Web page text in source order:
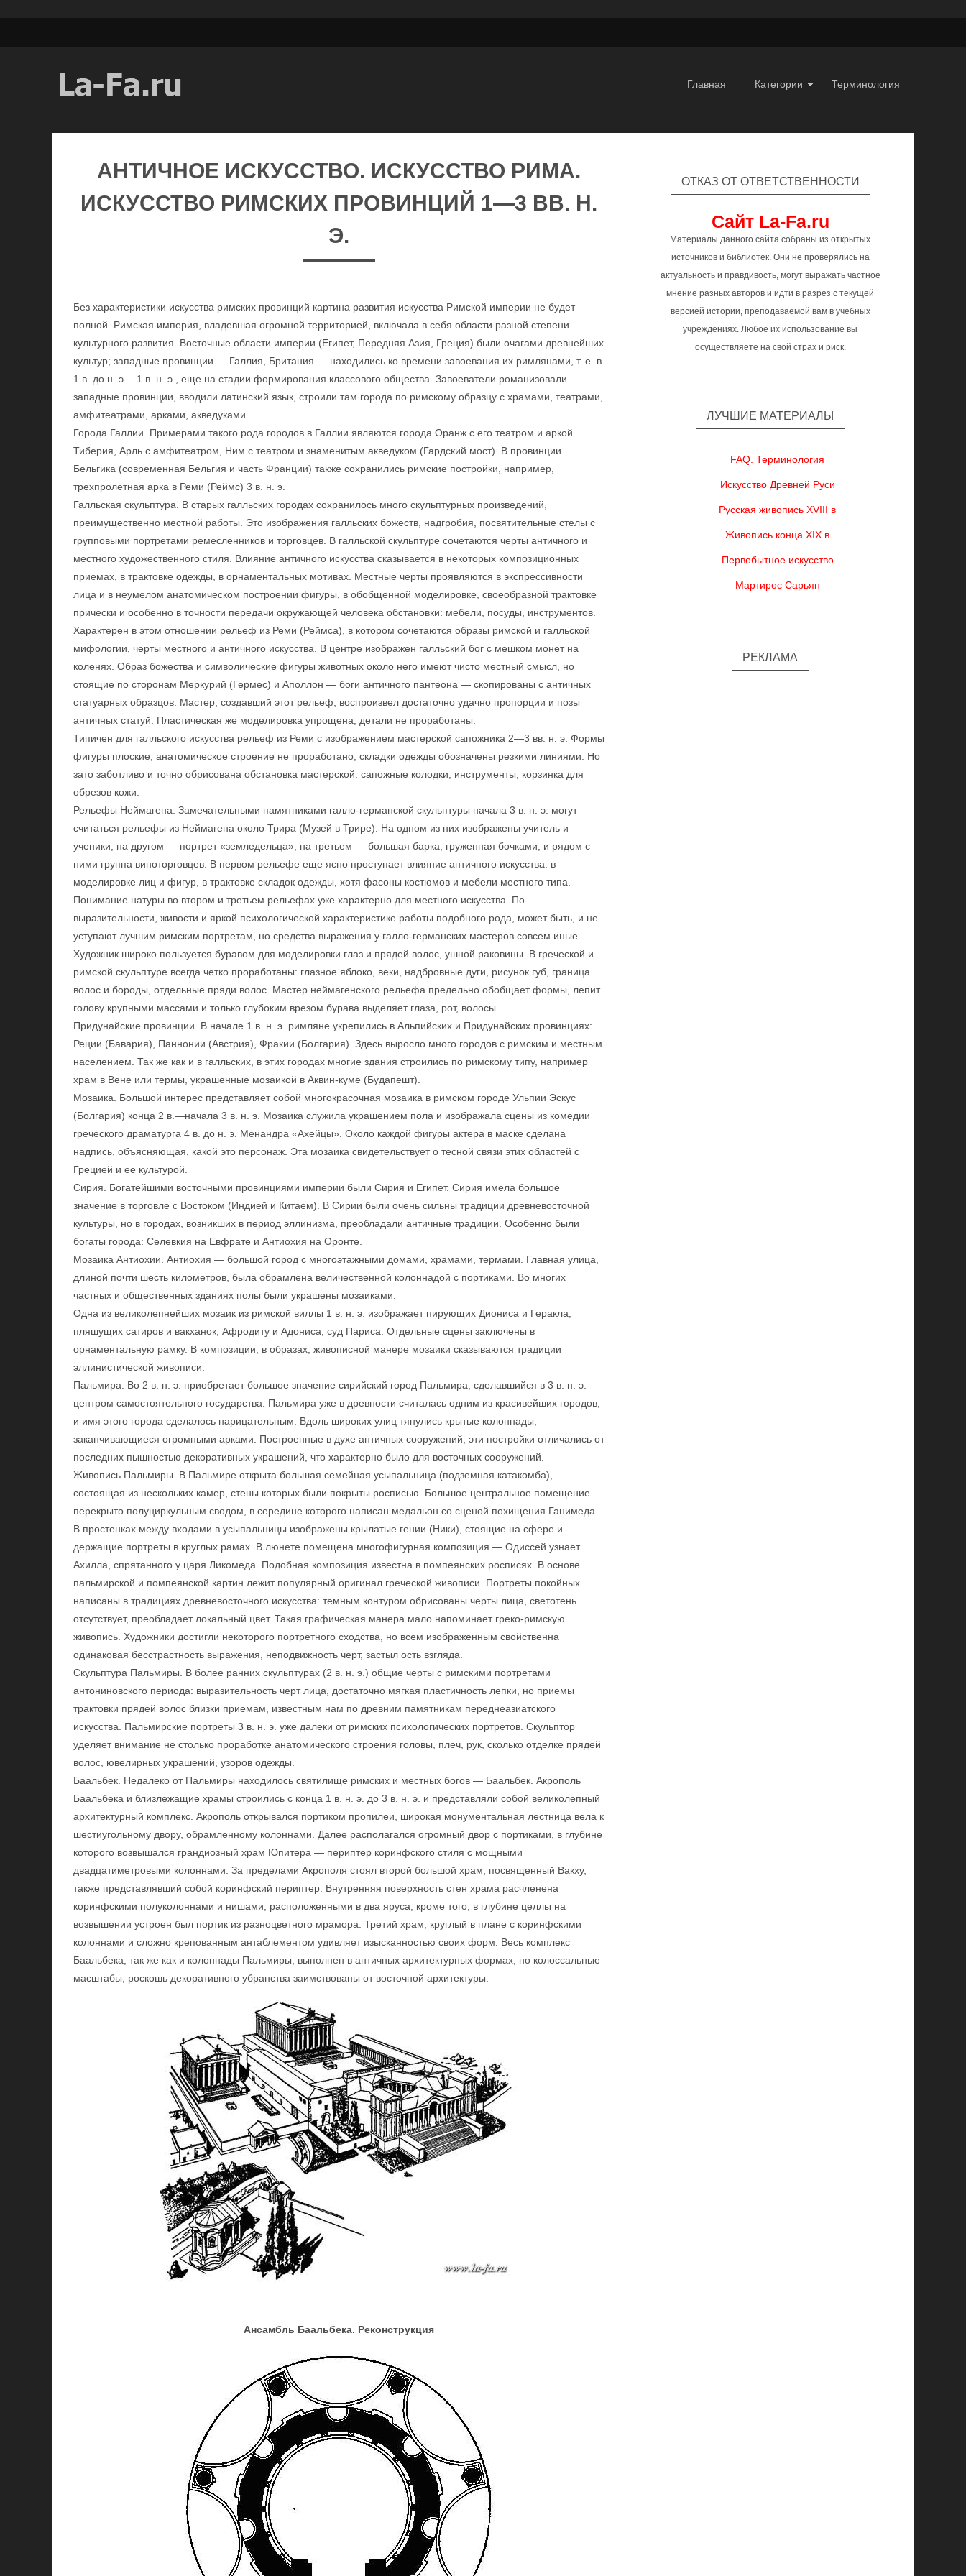
Главная Категории Терминология
АНТИЧНОЕ ИСКУССТВО. ИСКУССТВО РИМА.
ИСКУССТВО РИМСКИХ ПРОВИНЦИЙ 1—3 ВВ. Н.
Э.
Без характеристики искусства римских провинций картина развития искусства Римской империи не будет
полной. Римская империя, владевшая огромной территорией, включала в себя области разной степени
культурного развития. Восточные области империи (Египет, Передняя Азия, Греция) были очагами древнейших
культур; западные провинции — Галлия, Британия — находились ко времени завоевания их римлянами, т. е. в
1 в. до н. э.—1 в. н. э., еще на стадии формирования классового общества. Завоеватели романизовали
западные провинции, вводили латинский язык, строили там города по римскому образцу с храмами, театрами,
амфитеатрами, арками, акведуками.
Города Галлии. Примерами такого рода городов в Галлии являются города Оранж с его театром и аркой
Тиберия, Арль с амфитеатром, Ним с театром и знаменитым акведуком (Гардский мост). В провинции
Бельгика (современная Бельгия и часть Франции) также сохранились римские постройки, например,
трехпролетная арка в Реми (Реймс) 3 в. н. э.
Галльская скульптура. В старых галльских городах сохранилось много скульптурных произведений,
преимущественно местной работы. Это изображения галльских божеств, надгробия, посвятительные стелы с
групповыми портретами ремесленников и торговцев. В галльской скульптуре сочетаются черты античного и
местного художественного стиля. Влияние античного искусства сказывается в некоторых композиционных
приемах, в трактовке одежды, в орнаментальных мотивах. Местные черты проявляются в экспрессивности
лица и в неумелом анатомическом построении фигуры, в обобщенной моделировке, своеобразной трактовке
прически и особенно в точности передачи окружающей человека обстановки: мебели, посуды, инструментов.
Характерен в этом отношении рельеф из Реми (Реймса), в котором сочетаются образы римской и галльской
мифологии, черты местного и античного искусства. В центре изображен галльский бог с мешком монет на
коленях. Образ божества и символические фигуры животных около него имеют чисто местный смысл, но
стоящие по сторонам Меркурий (Гермес) и Аполлон — боги античного пантеона — скопированы с античных
статуарных образцов. Мастер, создавший этот рельеф, воспроизвел достаточно удачно пропорции и позы
античных статуй. Пластическая же моделировка упрощена, детали не проработаны.
Типичен для галльского искусства рельеф из Реми с изображением мастерской сапожника 2—3 вв. н. э. Формы
фигуры плоские, анатомическое строение не проработано, складки одежды обозначены резкими линиями. Но
зато заботливо и точно обрисована обстановка мастерской: сапожные колодки, инструменты, корзинка для
обрезов кожи.
Рельефы Неймагена. Замечательными памятниками галло-германской скульптуры начала 3 в. н. э. могут
считаться рельефы из Неймагена около Трира (Музей в Трире). На одном из них изображены учитель и
ученики, на другом — портрет «земледельца», на третьем — большая барка, груженная бочками, и рядом с
ними группа виноторговцев. В первом рельефе еще ясно проступает влияние античного искусства: в
моделировке лиц и фигур, в трактовке складок одежды, хотя фасоны костюмов и мебели местного типа.
Понимание натуры во втором и третьем рельефах уже характерно для местного искусства. По
выразительности, живости и яркой психологической характеристике работы подобного рода, может быть, и не
уступают лучшим римским портретам, но средства выражения у галло-германских мастеров совсем иные.
Художник широко пользуется буравом для моделировки глаз и прядей волос, ушной раковины. В греческой и
римской скульптуре всегда четко проработаны: глазное яблоко, веки, надбровные дуги, рисунок губ, граница
волос и бороды, отдельные пряди волос. Мастер неймагенского рельефа предельно обобщает формы, лепит
голову крупными массами и только глубоким врезом бурава выделяет глаза, рот, волосы.
Придунайские провинции. В начале 1 в. н. э. римляне укрепились в Альпийских и Придунайских провинциях:
Реции (Бавария), Паннонии (Австрия), Фракии (Болгария). Здесь выросло много городов с римским и местным
населением. Так же как и в галльских, в этих городах многие здания строились по римскому типу, например
храм в Вене или термы, украшенные мозаикой в Аквин-куме (Будапешт).
Мозаика. Большой интерес представляет собой многокрасочная мозаика в римском городе Ульпии Эскус
(Болгария) конца 2 в.—начала 3 в. н. э. Мозаика служила украшением пола и изображала сцены из комедии
греческого драматурга 4 в. до н. э. Менандра «Ахейцы». Около каждой фигуры актера в маске сделана
надпись, объясняющая, какой это персонаж. Эта мозаика свидетельствует о тесной связи этих областей с
Грецией и ее культурой.
Сирия. Богатейшими восточными провинциями империи были Сирия и Египет. Сирия имела большое
значение в торговле с Востоком (Индией и Китаем). В Сирии были очень сильны традиции древневосточной
культуры, но в городах, возникших в период эллинизма, преобладали античные традиции. Особенно были
богаты города: Селевкия на Евфрате и Антиохия на Оронте.
Мозаика Антиохии. Антиохия — большой город с многоэтажными домами, храмами, термами. Главная улица,
длиной почти шесть километров, была обрамлена величественной колоннадой с портиками. Во многих
частных и общественных зданиях полы были украшены мозаиками.
Одна из великолепнейших мозаик из римской виллы 1 в. н. э. изображает пирующих Диониса и Геракла,
пляшущих сатиров и вакханок, Афродиту и Адониса, суд Париса. Отдельные сцены заключены в
орнаментальную рамку. В композиции, в образах, живописной манере мозаики сказываются традиции
эллинистической живописи.
Пальмира. Во 2 в. н. э. приобретает большое значение сирийский город Пальмира, сделавшийся в 3 в. н. э.
центром самостоятельного государства. Пальмира уже в древности считалась одним из красивейших городов,
и имя этого города сделалось нарицательным. Вдоль широких улиц тянулись крытые колоннады,
заканчивающиеся огромными арками. Построенные в духе античных сооружений, эти постройки отличались от
последних пышностью декоративных украшений, что характерно было для восточных сооружений.
Живопись Пальмиры. В Пальмире открыта большая семейная усыпальница (подземная катакомба),
состоящая из нескольких камер, стены которых были покрыты росписью. Большое центральное помещение
перекрыто полуциркульным сводом, в середине которого написан медальон со сценой похищения Ганимеда.
В простенках между входами в усыпальницы изображены крылатые гении (Ники), стоящие на сфере и
держащие портреты в круглых рамах. В люнете помещена многофигурная композиция — Одиссей узнает
Ахилла, спрятанного у царя Ликомеда. Подобная композиция известна в помпеянских росписях. В основе
пальмирской и помпеянской картин лежит популярный оригинал греческой живописи. Портреты покойных
написаны в традициях древневосточного искусства: темным контуром обрисованы черты лица, светотень
отсутствует, преобладает локальный цвет. Такая графическая манера мало напоминает греко-римскую
живопись. Художники достигли некоторого портретного сходства, но всем изображенным свойственна
одинаковая бесстрастность выражения, неподвижность черт, застыл ость взгляда.
Скульптура Пальмиры. В более ранних скульптурах (2 в. н. э.) общие черты с римскими портретами
антониновского периода: выразительность черт лица, достаточно мягкая пластичность лепки, но приемы
трактовки прядей волос близки приемам, известным нам по древним памятникам переднеазиатского
искусства. Пальмирские портреты 3 в. н. э. уже далеки от римских психологических портретов. Скульптор
уделяет внимание не столько проработке анатомического строения головы, плеч, рук, сколько отделке прядей
волос, ювелирных украшений, узоров одежды.
Баальбек. Недалеко от Пальмиры находилось святилище римских и местных богов — Баальбек. Акрополь
Баальбека и близлежащие храмы строились с конца 1 в. н. э. до 3 в. н. э. и представляли собой великолепный
архитектурный комплекс. Акрополь открывался портиком пропилеи, широкая монументальная лестница вела к
шестиугольному двору, обрамленному колоннами. Далее располагался огромный двор с портиками, в глубине
которого возвышался грандиозный храм Юпитера — периптер коринфского стиля с мощными
двадцатиметровыми колоннами. За пределами Акрополя стоял второй большой храм, посвященный Вакху,
также представлявший собой коринфский периптер. Внутренняя поверхность стен храма расчленена
коринфскими полуколоннами и нишами, расположенными в два яруса; кроме того, в глубине целлы на
возвышении устроен был портик из разноцветного мрамора. Третий храм, круглый в плане с коринфскими
колоннами и сложно крепованным антаблементом удивляет изысканностью своих форм. Весь комплекс
Баальбека, так же как и колоннады Пальмиры, выполнен в античных архитектурных формах, но колоссальные
масштабы, роскошь декоративного убранства заимствованы от восточной архитектуры.
Ансамбль Баальбека. Реконструкция
ОТКАЗ ОТ ОТВЕТСТВЕННОСТИ
Сайт La-Fa.ru
Материалы данного сайта собраны из открытых
источников и библиотек. Они не проверялись на
актуальность и правдивость, могут выражать частное
мнение разных авторов и идти в разрез с текущей
версией истории, преподаваемой вам в учебных
учреждениях. Любое их использование вы
осуществляете на свой страх и риск.
ЛУЧШИЕ МАТЕРИАЛЫ
FAQ. Терминология
Искусство Древней Руси
Русская живопись XVIII в
Живопись конца XIX в
Первобытное искусство
Мартирос Сарьян
РЕКЛАМА